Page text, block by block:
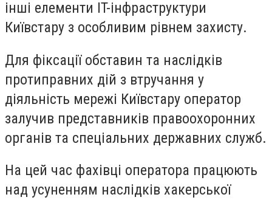
інші елементи IT-інфраструктури
Київстару з особливим рівнем захисту.
Для фіксації обставин та наслідків
протиправних дій з втручання у
діяльність мережі Київстару оператор
залучив представників правоохоронних
органів та спеціальних державних служб.
На цей час фахівці оператора працюють
над усуненням наслідків хакерської